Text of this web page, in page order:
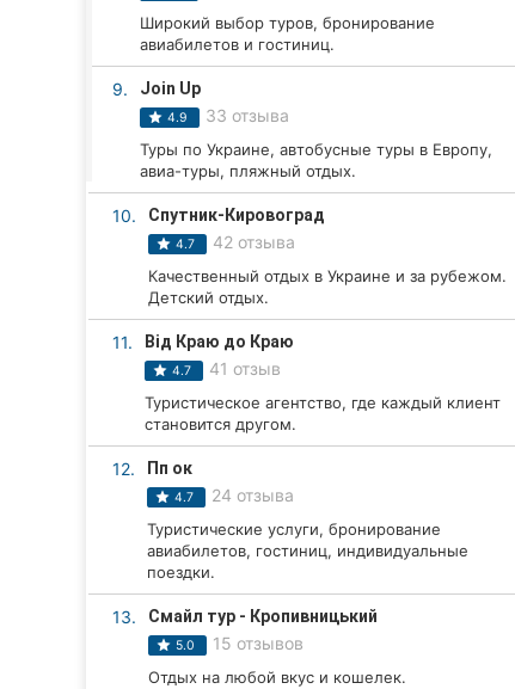
Чернигов
Ивано-Франковск
Луцк
Широкий выбор туров, бронирование
авиабилетов и гостиниц.
9. Join Up
4.9 33 отзыва
Туры по Украине, автобусные туры в Европу,
авиа-туры, пляжный отдых.
10. Спутник-Кировоград
4.7 42 отзыва
Качественный отдых в Украине и за рубежом.
Детский отдых.
11. Від Краю до Краю
4.7 41 отзыв
Туристическое агентство, где каждый клиент
становится другом.
12. Пп ок
4.7 24 отзыва
Туристические услуги, бронирование
авиабилетов, гостиниц, индивидуальные
поездки.
13. Смайл тур - Кропивницький
5.0 15 отзывов
Отдых на любой вкус и кошелек.